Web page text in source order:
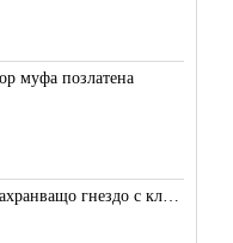
муфа позлатена
PC010 5.5x2.5 захранващо гнездо с клема за кабел